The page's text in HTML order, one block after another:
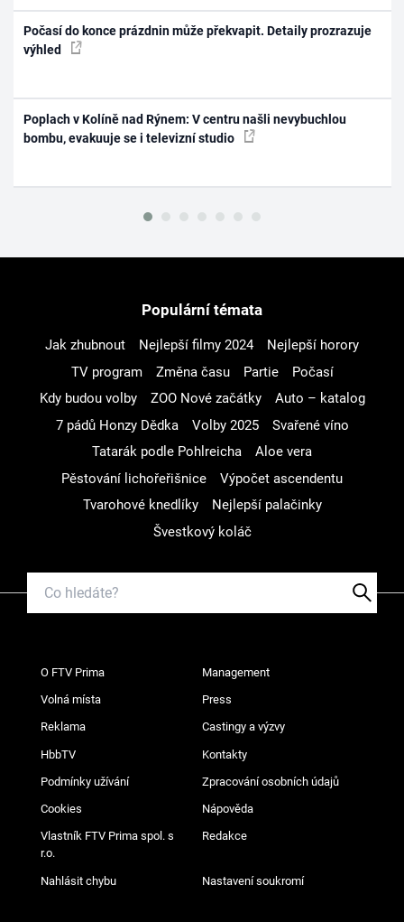
Počasí do konce prázdnin může překvapit. Detaily prozrazuje
výhled
Poplach v Kolíně nad Rýnem: V centru našli nevybuchlou
bombu, evakuuje se i televizní studio
Populární témata
Jak zhubnout Nejlepší filmy 2024
Nejlepší horory
TV program
Změna času Partie
Počasí
Kdy budou volby
ZOO Nové začátky
Auto – katalog
7 pádů Honzy Dědka
Volby 2025
Svařené víno
Tatarák podle Pohlreicha
Aloe vera
Pěstování lichořeřišnice
Výpočet ascendentu
Tvarohové knedlíky
Nejlepší palačinky
Švestkový koláč
O FTV Prima Management
Volná místa Press
Reklama Castingy a výzvy
HbbTV Kontakty
Podmínky užívání Zpracování osobních údajů
Cookies Nápověda
Vlastník FTV Prima spol. s
r.o.
Redakce
Nahlásit chybu Nastavení soukromí